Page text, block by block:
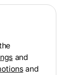
and
and